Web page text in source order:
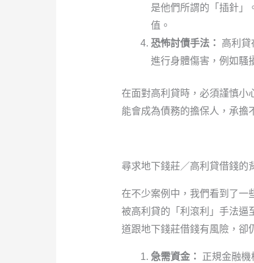
是他們所謂的「插針」
值。
恐怖討債手法：
高利貸
進行身體傷害，例如騷
在面對高利貸時，必須謹慎小
能會成為債務的擔保人，承擔
尋求地下錢莊／高利貸借錢的
在不少案例中，我們看到了一
被高利貸的「利滾利」手法逼
道跟地下錢莊借錢有風險，卻
急需資金：
正規金融